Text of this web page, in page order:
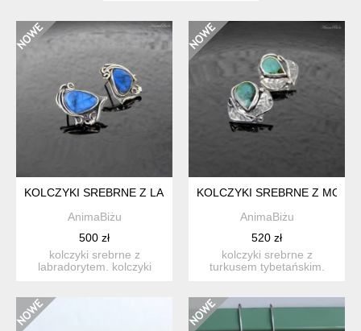
KOLCZYKI SREBRNE Z LABRADORYTEM WKRĘTKI
AnimaBiżu
500 zł
kolczyki srebrne z
labradorytem. kolczyki
KOLCZYKI SREBRNE Z
AnimaBiżu
520 zł
kolczyki srebrne z
turkusem tybetańskim.